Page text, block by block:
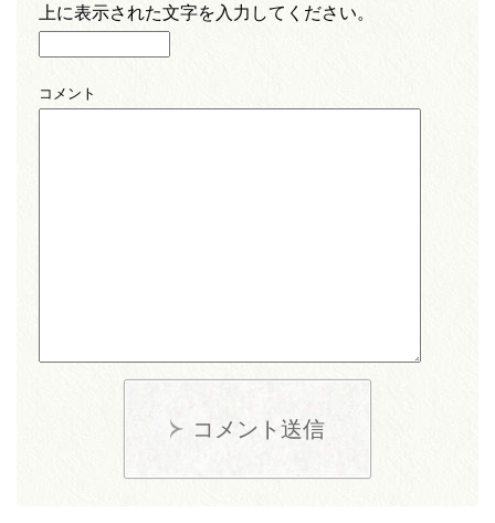
上に表示された文字を入力してください。
コメント
コメント送信